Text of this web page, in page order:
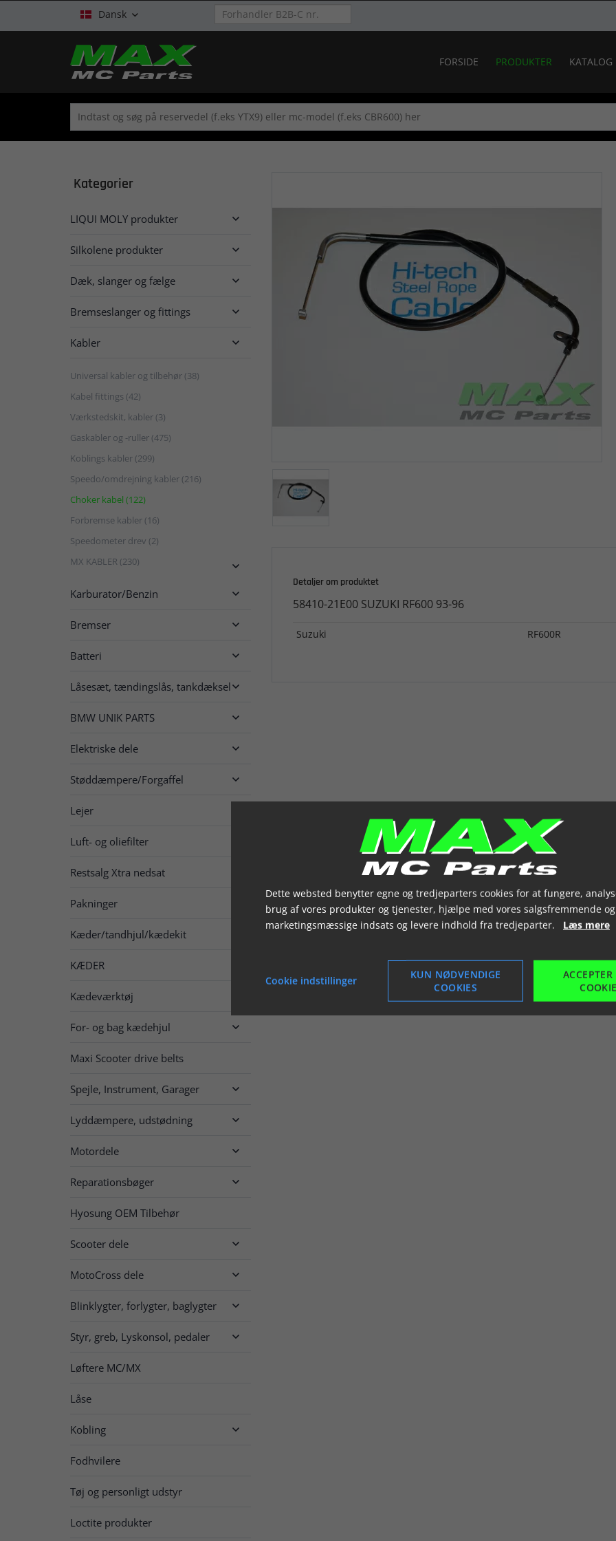
Dansk 
FORSIDE PRODUKTER KATALOG
Kategorier
LIQUI MOLY produkter 
Silkolene produkter 
Dæk, slanger og fælge 
Bremseslanger og fittings 
Kabler 
Universal kabler og tilbehør (38)
Kabel fittings (42)
Værkstedskit, kabler (3)
Gaskabler og -ruller (475)
Koblings kabler (299)
Speedo/omdrejning kabler (216)
Choker kabel (122)
Forbremse kabler (16)
Speedometer drev (2)
MX KABLER (230)

Karburator/Benzin 
Bremser 
Batteri 
Låsesæt, tændingslås, tankdæksel
BMW UNIK PARTS 
Elektriske dele 
Støddæmpere/Forgaffel 
Lejer
Luft- og oliefilter
Restsalg Xtra nedsat
Pakninger
Kæder/tandhjul/kædekit
KÆDER
Kædeværktøj
For- og bag kædehjul 
Maxi Scooter drive belts
Spejle, Instrument, Garager 
Lyddæmpere, udstødning 
Motordele 
Reparationsbøger 
Hyosung OEM Tilbehør
Scooter dele 
MotoCross dele 
Blinklygter, forlygter, baglygter 
Styr, greb, Lyskonsol, pedaler 
Løftere MC/MX
Låse
Kobling 
Fodhvilere
Tøj og personligt udstyr
Loctite produkter
Detaljer om produktet
58410-21E00 SUZUKI RF600 93-96
Suzuki RF600R
Dette websted benytter egne og tredjeparters cookies for at fungere,
brug af vores produkter og tjenester, hjælpe med vores salgsfremmende og
marketingsmæssige indsats og levere indhold fra tredjeparter. Læs mere
Cookie indstillinger
KUN NØDVENDIGE
COOKIES